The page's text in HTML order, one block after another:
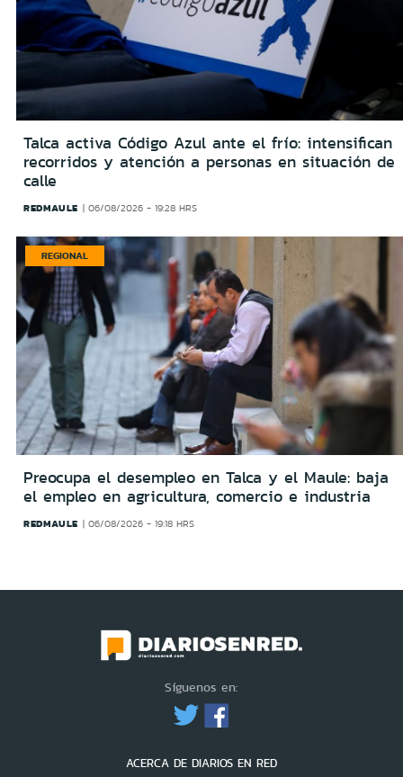
Talca activa Código Azul ante el frío: intensifican
recorridos y atención a personas en situación de
calle
REDMAULE 06/08/2026 - 19:28 HRS
REGIONAL
Preocupa el desempleo en Talca y el Maule: baja
el empleo en agricultura, comercio e industria
REDMAULE 06/08/2026 - 19:18 HRS
Síguenos en:
ACERCA DE DIARIOS EN RED